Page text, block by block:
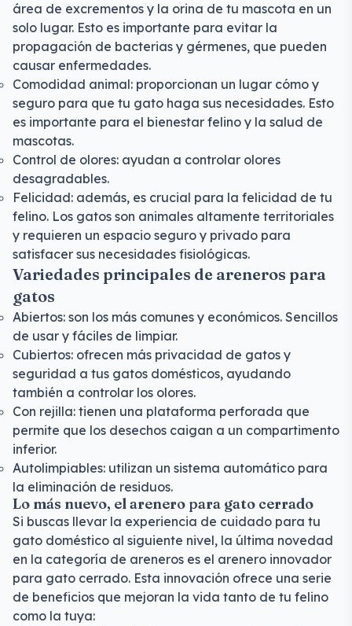
área de excrementos y la orina de tu mascota en un
solo lugar. Esto es importante para evitar la
propagación de bacterias y gérmenes, que pueden
causar enfermedades.
Comodidad animal: proporcionan un lugar cómo y
seguro para que tu gato haga sus necesidades. Esto
es importante para el bienestar felino y la salud de
mascotas.
Control de olores: ayudan a controlar olores
desagradables.
Felicidad: además, es crucial para la felicidad de tu
felino. Los gatos son animales altamente territoriales
y requieren un espacio seguro y privado para
satisfacer sus necesidades fisiológicas.
Variedades principales de areneros para
gatos
Abiertos: son los más comunes y económicos. Sencillos
de usar y fáciles de limpiar.
Cubiertos: ofrecen más privacidad de gatos y
seguridad a tus gatos domésticos, ayudando
también a controlar los olores.
Con rejilla: tienen una plataforma perforada que
permite que los desechos caigan a un compartimento
inferior.
Autolimpiables: utilizan un sistema automático para
la eliminación de residuos.
Lo más nuevo, el arenero para gato cerrado
Si buscas llevar la experiencia de cuidado para tu
gato doméstico al siguiente nivel, la última novedad
en la categoría de areneros es el arenero innovador
para gato cerrado. Esta innovación ofrece una serie
de beneficios que mejoran la vida tanto de tu felino
como la tuya: